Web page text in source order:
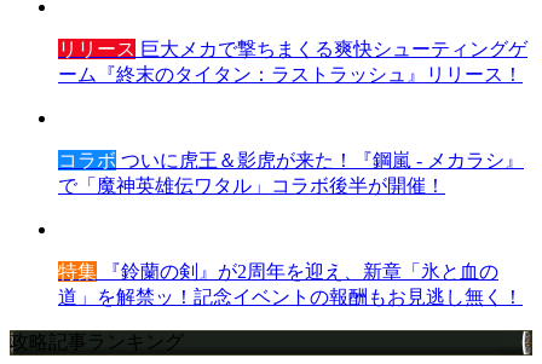
リリース 巨大メカで撃ちまくる爽快シューティングゲ
ーム『終末のタイタン：ラストラッシュ』リリース！
コラボ ついに虎王＆影虎が来た！『鋼嵐 - メカラシ』
で「魔神英雄伝ワタル」コラボ後半が開催！
特集 『鈴蘭の剣』が2周年を迎え、新章「氷と血の
道」を解禁ッ！記念イベントの報酬もお見逃し無く！
攻略記事ランキング